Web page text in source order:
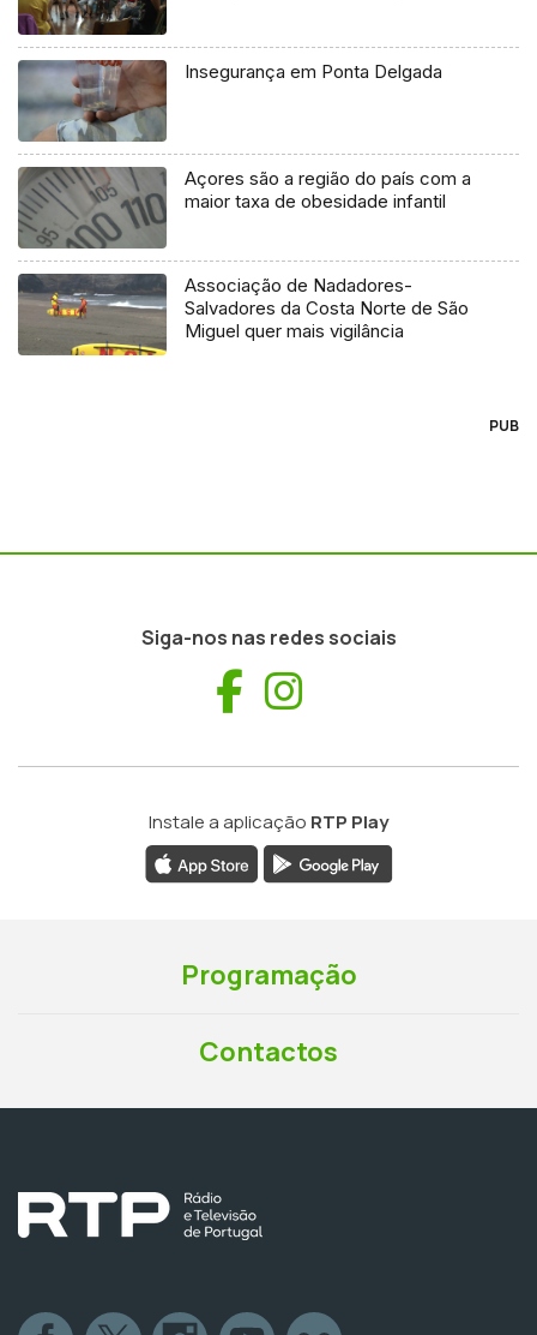
Insegurança em Ponta Delgada
Açores são a região do país com a
maior taxa de obesidade infantil
Associação de Nadadores-
Salvadores da Costa Norte de São
Miguel quer mais vigilância
PUB
Siga-nos nas redes sociais
Facebook
Instale a aplicação RTP Play
Programação
Contactos